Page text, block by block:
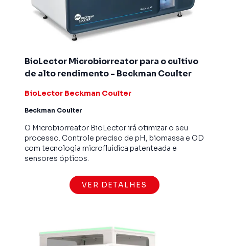
BioLector Microbiorreator para o cultivo
de alto rendimento - Beckman Coulter
BioLector Beckman Coulter
Beckman Coulter
O Microbiorreator BioLector irá otimizar o seu
processo. Controle preciso de pH, biomassa e OD
com tecnologia microfluídica patenteada e
sensores ópticos.
VER DETALHES